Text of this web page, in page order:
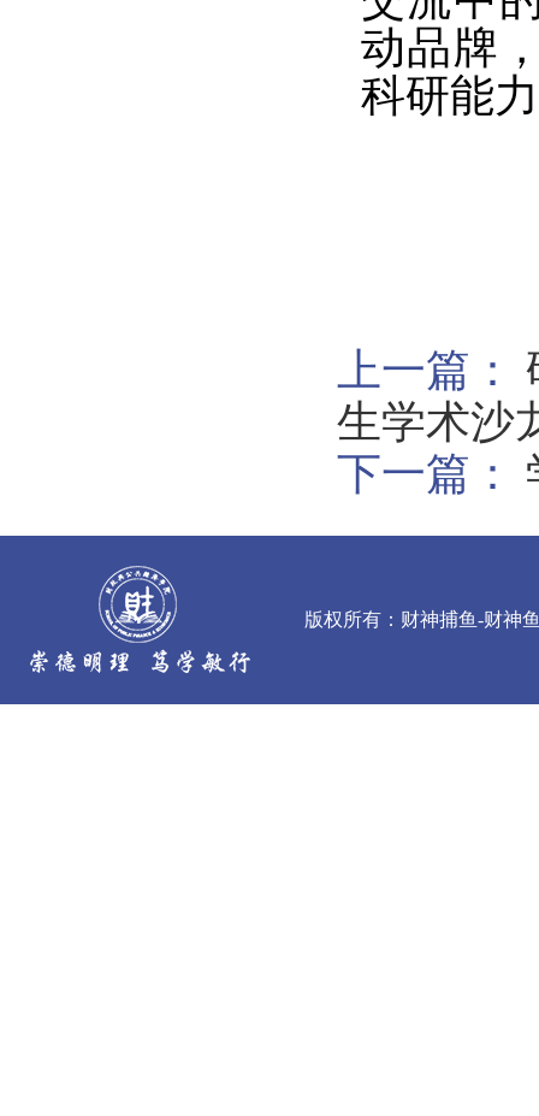
动品牌
科研能
上一篇：
生学术沙
下一篇：
版权所有：财神捕鱼-财神